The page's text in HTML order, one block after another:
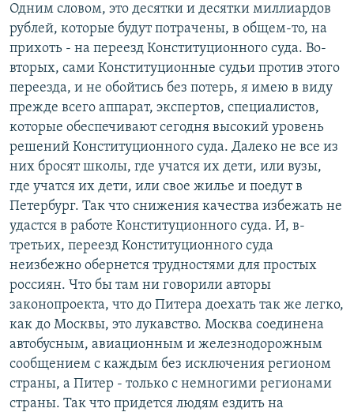
Одним словом, это десятки и десятки миллиардов
рублей, которые будут потрачены, в общем-то, на
прихоть - на переезд Конституционного суда. Во-
вторых, сами Конституционные судьи против этого
переезда, и не обойтись без потерь, я имею в виду
прежде всего аппарат, экспертов, специалистов,
которые обеспечивают сегодня высокий уровень
решений Конституционного суда. Далеко не все из
них бросят школы, где учатся их дети, или вузы,
где учатся их дети, или свое жилье и поедут в
Петербург. Так что снижения качества избежать не
удастся в работе Конституционного суда. И, в-
третьих, переезд Конституционного суда
неизбежно обернется трудностями для простых
россиян. Что бы там ни говорили авторы
законопроекта, что до Питера доехать так же легко,
как до Москвы, это лукавство. Москва соединена
автобусным, авиационным и железнодорожным
сообщением с каждым без исключения регионом
страны, а Питер - только с немногими регионами
страны. Так что придется людям ездить на